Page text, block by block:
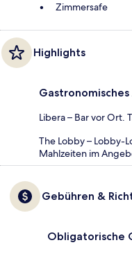
Zimmersafe
Highlights
Libera – Bar vor Ort.
The Lobby – Lobby-
Mahlzeiten im
Gebühren &
Obligatorische